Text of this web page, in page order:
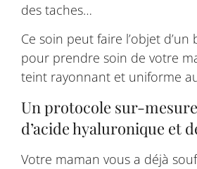
des taches…
Ce soin peut faire l’objet d’un
pour prendre soin de votre
teint rayonnant et uniforme
Un protocole sur-
d’acide hyaluronique et
Votre maman vous a déjà